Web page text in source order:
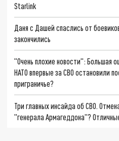
Starlink
Даня с Дашей спаслись от
закончились
"Очень плохие новости": Большая
НАТО впервые за СВО остановили
приграничье?
Три главных инсайда об СВО.
"генерала Армагеддона"?